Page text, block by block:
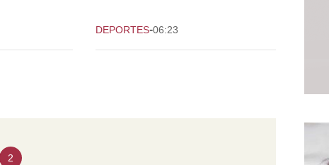
DEPORTES-06:23
2